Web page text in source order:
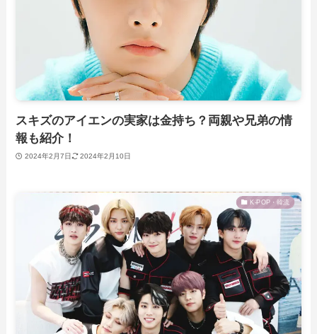
スキズのアイエンの実家は金持ち？両親や兄弟の情
報も紹介！
2024年2月7日 2024年2月10日
K-POP・韓流